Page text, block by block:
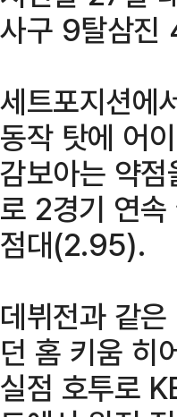
사구 9탈삼진
세트포지션에
동작 탓에 어
감보아는 약
로 2경기 연
점대(2.95).
데뷔전과 같
던 홈 키움 히
실점 호투로